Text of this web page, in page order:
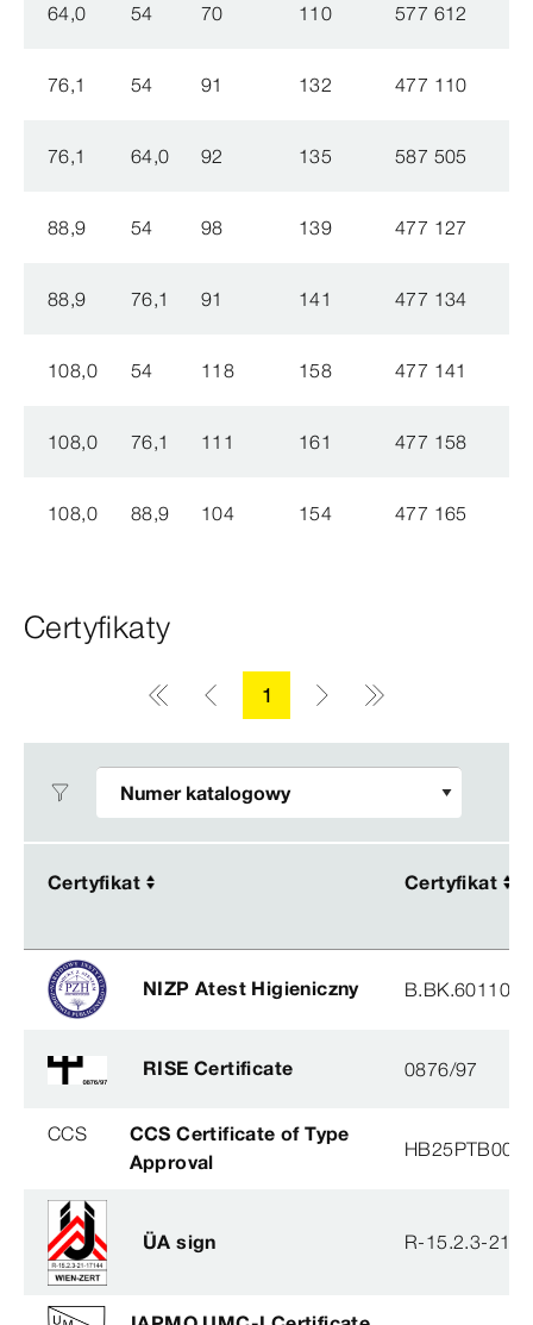
64,0 54 70 110 577 612
76,1 54 91 132 477 110
76,1 64,0 92 135 587 505
88,9 54 98 139 477 127
88,9 76,1 91 141 477 134
108,0 54 118 158 477 141
108,0 76,1 111 161 477 158
108,0 88,9 104 154 477 165
Certyfikaty
1
Certyfikat Certyfikat
Certyfikat Certyfikat
NIZP Atest Higieniczny
RISE Certificate 0876/97
CCS
CCS Certificate of Type
Approval
ÜA sign R-15.2.3-21-